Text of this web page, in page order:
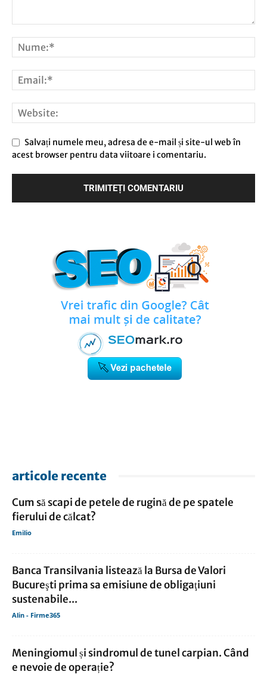
Salvați numele meu, adresa de e-mail și site-ul web în
acest browser pentru data viitoare i comentariu.
articole recente
Cum să scapi de petele de rugină de pe spatele
fierului de călcat?
Emilio
Banca Transilvania listează la Bursa de Valori
Bucureşti prima sa emisiune de obligaţiuni
sustenabile...
Alin - Firme365
Meningiomul și sindromul de tunel carpian. Când
e nevoie de operație?